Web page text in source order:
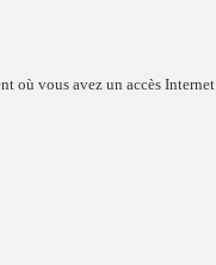
où vous avez un accès Internet